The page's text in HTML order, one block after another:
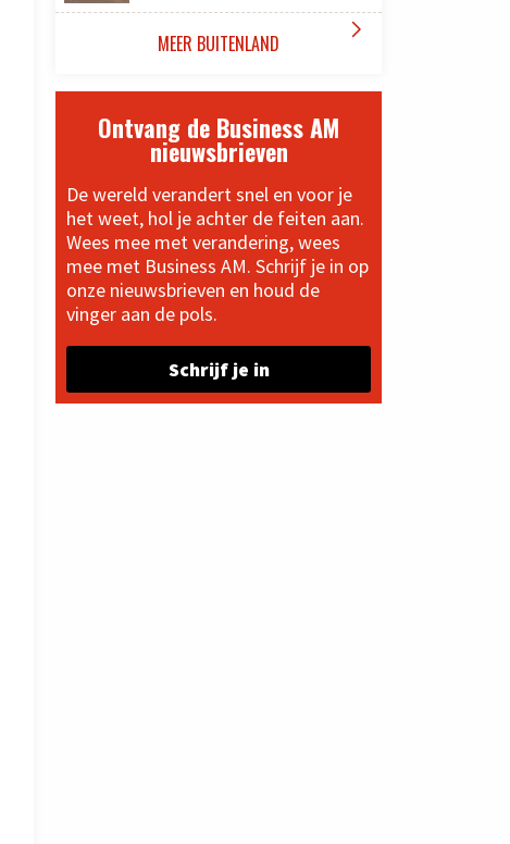
MEER BUITENLAND 
Ontvang de Business AM
nieuwsbrieven
De wereld verandert snel en voor je
het weet, hol je achter de feiten aan.
Wees mee met verandering, wees
mee met Business AM. Schrijf je in op
onze nieuwsbrieven en houd de
vinger aan de pols.
Schrijf je in